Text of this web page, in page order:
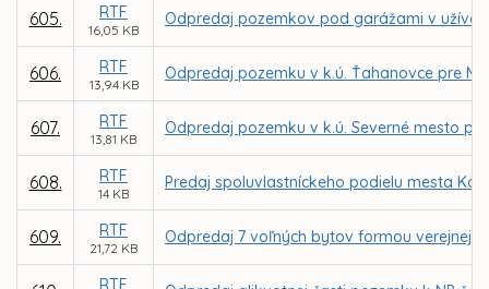
605. RTF
16,05 KB
Odpredaj pozemkov pod garážami v
606. RTF
13,94 KB
Odpredaj pozemku v k.ú. Ťahanovce pre
607. RTF
13,81 KB
Odpredaj pozemku v k.ú. Severné mesto
608. RTF
14 KB
Predaj spoluvlastníckeho podielu mesta
609. RTF
21,72 KB
Odpredaj 7 voľných bytov formou verejnej
RTF